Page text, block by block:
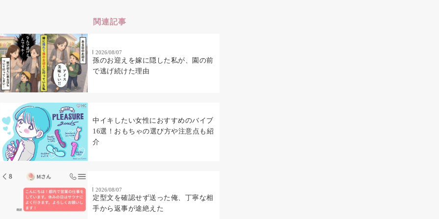
関連記事
2026/08/07
孫のお迎えを嫁に隠した私が、園の前
で逃げ続けた理由
中イキしたい女性におすすめのバイブ
16選！おもちゃの選び方や注意点も紹
介
2026/08/07
定型文を確認せず送った俺、丁寧な相
手から返事が途絶えた